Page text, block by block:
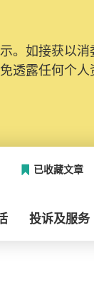
。如接获以
透露任何个
已收藏文章
投诉及服务